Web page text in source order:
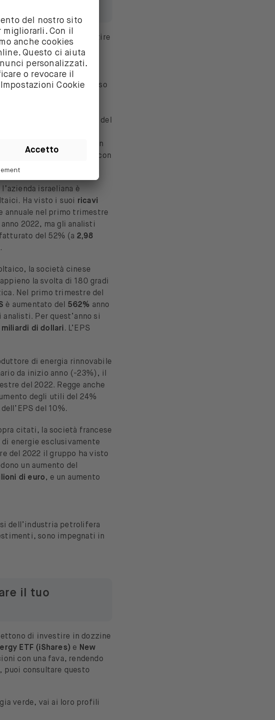
crescita
in cui puoi investire
di aprile, con un ribasso
produzione di moduli
nel quarto trimestre del
, un
7,23 miliardi di dollari), con
israeliana è
Ha visto i suoi ricavi
annuale nel primo trimestre
2022, ma gli analisti
del 52% (a 2,98
la società cinese
la svolta di 180 gradi
Nel primo trimestre del
è aumentato del 562% anno
Per quest’anno si
miliardi di dollari . L’EPS
di energia rinnovabile
da inizio anno (-23%), il
del 2022. Regge anche
degli utili del 24%
del 10%.
citati, la società francese
energie esclusivamente
del 2022 il gruppo ha visto
un aumento del
di euro, e un aumento
dell’industria petrolifera
sono impegnati in
il tuo
di investire in dozzine
ETF (iShares) e New
con una fava, rendendo
puoi consultare questo
verde, vai ai loro profili